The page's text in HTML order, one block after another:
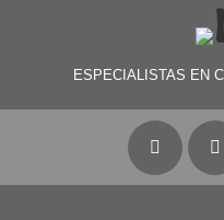
ESPECIALISTAS EN